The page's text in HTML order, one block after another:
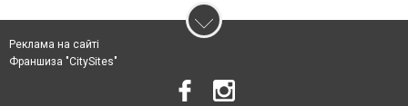
Реклама на сайті
Франшиза "CitySites"